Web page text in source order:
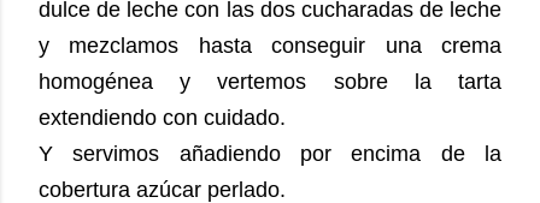
dulce de leche con las dos cucharadas de leche
y mezclamos hasta conseguir una crema
homogénea y vertemos sobre la tarta
extendiendo con cuidado.
Y servimos añadiendo por encima de la
cobertura azúcar perlado.